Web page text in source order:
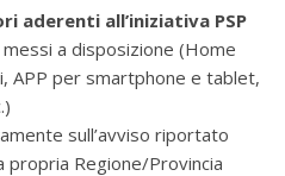
aderenti all’iniziativa PSP
a disposizione (Home
APP per smartphone e tablet,
sull’avviso riportato
propria Regione/Provincia